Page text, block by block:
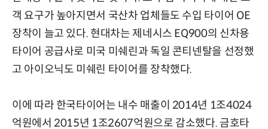
객 요구가 높아지면서 국산차 업체들도 수입 타이어 OE
장착이 늘고 있다. 현대차는 제네시스 EQ900의 신차용
타이어 공급사로 미국 미쉐린과 독일 콘티넨탈을 선정했
고 아이오닉도 미쉐린 타이어를 장착했다.
이에 따라 한국타이어는 내수 매출이 2014년 1조4024
억원에서 2015년 1조2607억원으로 감소했다. 금호타